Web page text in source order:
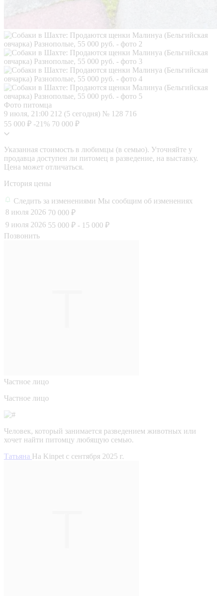
Фото питомца
9 июля, 21:00 212 (5 сегодня) № 128 716
55 000 ₽ -21% 70 000 ₽
Указанная стоимость в любимцы (в семью). Уточняйте у
продавца доступен ли питомец в разведение, на выставку.
Цена может отличаться.
История цены
Следить за изменениями Мы сообщим об изменениях
8 июля 2026 70 000 ₽
9 июля 2026 55 000 ₽ - 15 000 ₽
Позвонить
Частное лицо
Частное лицо
Человек, который занимается разведением животных или
хочет найти питомцу любящую семью.
Татьяна На Kinpet c сентября 2025 г.